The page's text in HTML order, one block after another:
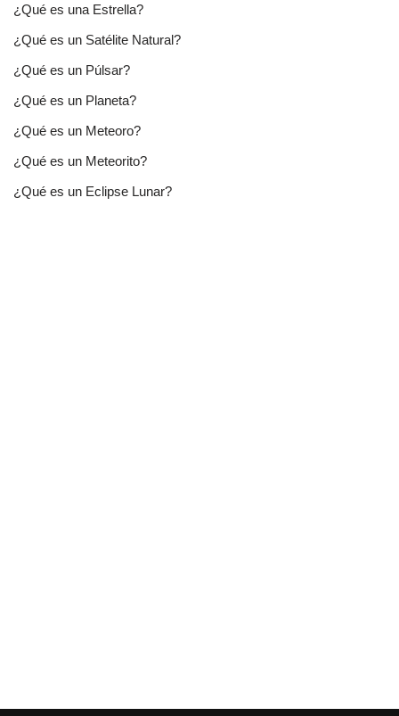
¿Qué es una Estrella?
¿Qué es un Satélite Natural?
¿Qué es un Púlsar?
¿Qué es un Planeta?
¿Qué es un Meteoro?
¿Qué es un Meteorito?
¿Qué es un Eclipse Lunar?